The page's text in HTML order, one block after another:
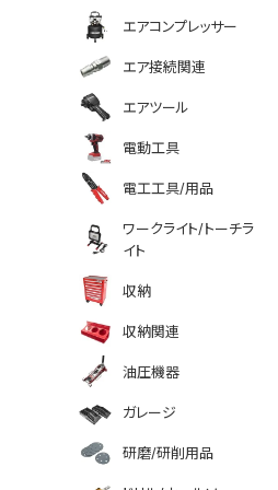
エアコンプレッサー
エア接続関連
エアツール
電動工具
電工工具/用品
ワークライト/トーチラ
イト
収納
収納関連
油圧機器
ガレージ
研磨/研削用品